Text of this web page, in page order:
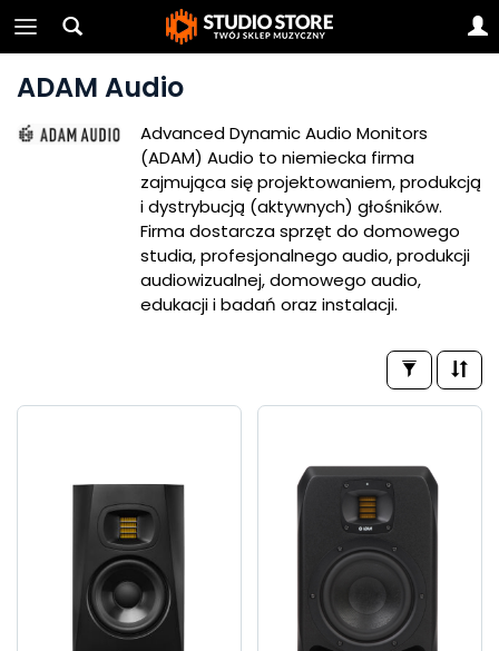
ADAM Audio
Advanced Dynamic Audio Monitors
(ADAM) Audio to niemiecka firma
zajmująca się projektowaniem, produkcją
i dystrybucją (aktywnych) głośników.
Firma dostarcza sprzęt do domowego
studia, profesjonalnego audio, produkcji
audiowizualnej, domowego audio,
edukacji i badań oraz instalacji.